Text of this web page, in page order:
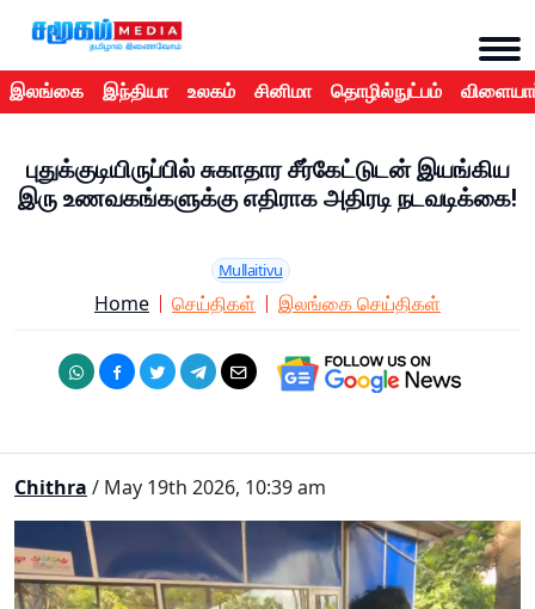
இலங்கை இந்தியா உலகம் சினிமா தொழில்நுட்பம்
புதுக்குடியிருப்பில் சுகாதார சீர்கேட்டுடன் இயங்கிய
இரு உணவகங்களுக்கு எதிராக அதிரடி நடவடிக்கை!
Mullaitivu
Home செய்திகள் இலங்கை செய்திகள்
Chithra / May 19th 2026, 10:39 am